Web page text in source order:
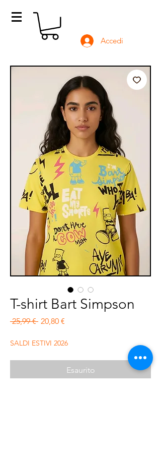
Accedi
T-shirt Bart Simpson
25,99 € Prezzo regolare
20,80 €
SALDI ESTIVI 2026
Esaurito